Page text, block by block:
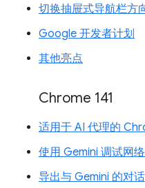
切换抽屉式导航栏方
Google 开发者计划
其他亮点
Chrome 141
适用于 AI 代理的
使用 Gemini 调试网
导出与 Gemini 的对话